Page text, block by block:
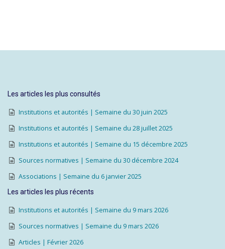
Les articles les plus consultés
Institutions et autorités | Semaine du 30 juin 2025
Institutions et autorités | Semaine du 28 juillet 2025
Institutions et autorités | Semaine du 15 décembre 2025
Sources normatives | Semaine du 30 décembre 2024
Associations | Semaine du 6 janvier 2025
Les articles les plus récents
Institutions et autorités | Semaine du 9 mars 2026
Sources normatives | Semaine du 9 mars 2026
Articles | Février 2026